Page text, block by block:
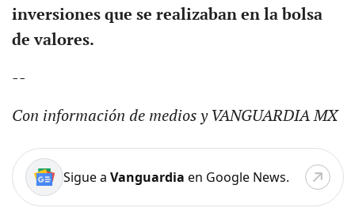
inversiones que se realizaban en la bolsa
de valores.
--
Con información de medios y VANGUARDIA MX
Sigue a Vanguardia en Google News.